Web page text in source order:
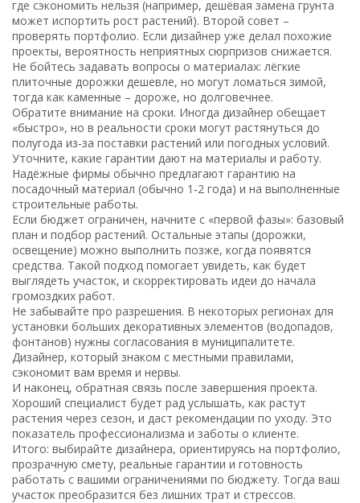
где сэкономить нельзя (например, дешёвая замена грунта
может испортить рост растений). Второй совет –
проверять портфолио. Если дизайнер уже делал похожие
проекты, вероятность неприятных сюрпризов снижается.
Не бойтесь задавать вопросы о материалах: лёгкие
плиточные дорожки дешевле, но могут ломаться зимой,
тогда как каменные – дороже, но долговечнее.
Обратите внимание на сроки. Иногда дизайнер обещает
«быстро», но в реальности сроки могут растянуться до
полугода из‑за поставки растений или погодных условий.
Уточните, какие гарантии дают на материалы и работу.
Надёжные фирмы обычно предлагают гарантию на
посадочный материал (обычно 1‑2 года) и на выполненные
строительные работы.
Если бюджет ограничен, начните с «первой фазы»: базовый
план и подбор растений. Остальные этапы (дорожки,
освещение) можно выполнить позже, когда появятся
средства. Такой подход помогает увидеть, как будет
выглядеть участок, и скорректировать идеи до начала
громоздких работ.
Не забывайте про разрешения. В некоторых регионах для
установки больших декоративных элементов (водопадов,
фонтанов) нужны согласования в муниципалитете.
Дизайнер, который знаком с местными правилами,
сэкономит вам время и нервы.
И наконец, обратная связь после завершения проекта.
Хороший специалист будет рад услышать, как растут
растения через сезон, и даст рекомендации по уходу. Это
показатель профессионализма и заботы о клиенте.
Итого: выбирайте дизайнера, ориентируясь на портфолио,
прозрачную смету, реальные гарантии и готовность
работать с вашими ограничениями по бюджету. Тогда ваш
участок преобразится без лишних трат и стрессов.